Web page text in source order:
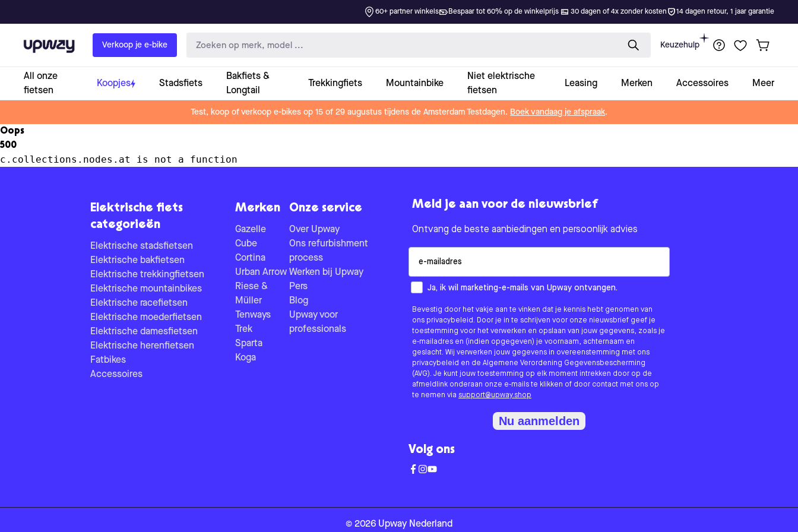
60+ partner winkels Bespaar tot 60% op de winkelprijs 30 dagen of 4x zonder kosten 14 dagen retour, 1 jaar garantie
Upway Verkoop je e-bike Keuzehulp
All onze
fietsen
Koopjes Stadsfiets
Bakfiets &
Longtail
Trekkingfiets Mountainbike
Niet elektrische
fietsen
Leasing Merken Accessoires Meer
Test, koop of verkoop e-bikes op 15 of 29 augustus tijdens de Amsterdam Testdagen. Boek vandaag je afspraak.
Oops
500
c.collections.nodes.at is not a function
Elektrische fiets
categorieën
Elektrische stadsfietsen
Elektrische bakfietsen
Elektrische trekkingfietsen
Elektrische mountainbikes
Elektrische racefietsen
Elektrische moederfietsen
Elektrische damesfietsen
Elektrische herenfietsen
Fatbikes
Accessoires
Merken
Gazelle
Cube
Cortina
Urban Arrow
Riese &
Müller
Tenways
Trek
Sparta
Koga
Onze service
Over Upway
Ons refurbishment
process
Werken bij Upway
Pers
Blog
Upway voor
professionals
Meld je aan voor de nieuwsbrief
Ontvang de beste aanbiedingen en persoonlijk advies
How would you like to hear from us?
Ja, ik wil marketing-e-mails van Upway ontvangen.
Bevestig door het vakje aan te vinken dat je kennis hebt genomen van
ons privacybeleid. Door je in te schrijven voor onze nieuwsbrief geef je
toestemming voor het verwerken en opslaan van jouw gegevens, zoals je
e-mailadres en (indien opgegeven) je voornaam, achternaam en
geslacht. Wij verwerken jouw gegevens in overeenstemming met ons
privacybeleid en de Algemene Verordening Gegevensbescherming
(AVG). Je kunt jouw toestemming op elk moment intrekken door op de
afmeldlink onderaan onze e-mails te klikken of door contact met ons op
te nemen via support@upway.shop
Nu aanmelden
Volg ons
© 2026 Upway Nederland